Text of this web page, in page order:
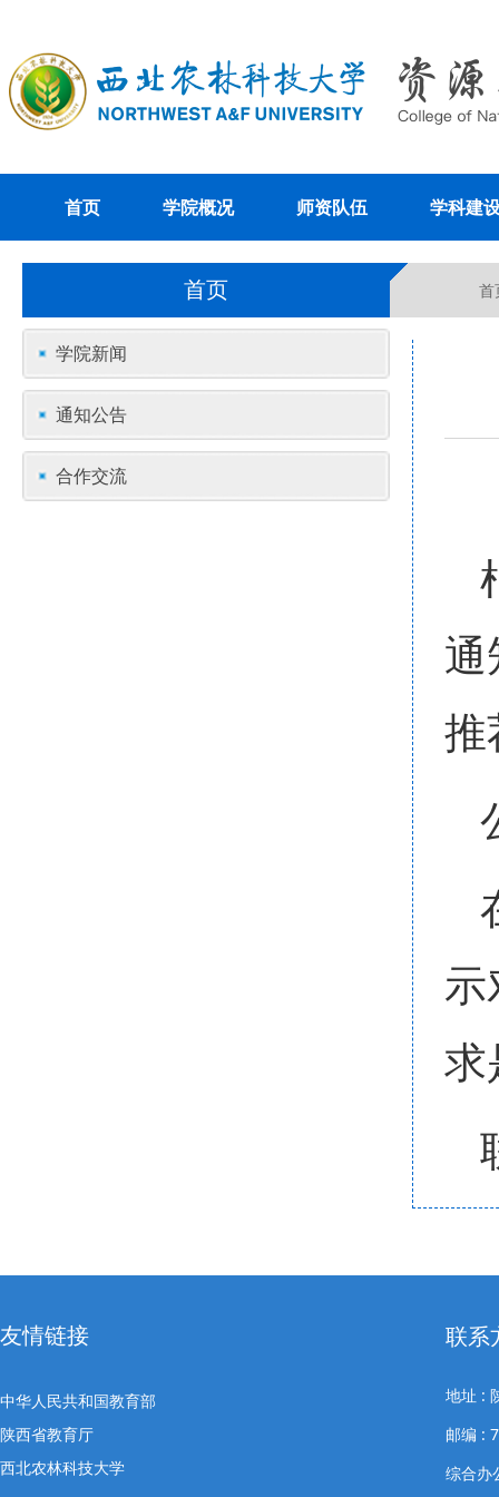
首页 学院概况 师资队伍 学科建
首页 首
学院新闻
通知公告
合作交流
推
求
友情链接
中华人民共和国教育部
陕西省教育厅
西北农林科技大学
联系
地址 :
邮编 :
综合办